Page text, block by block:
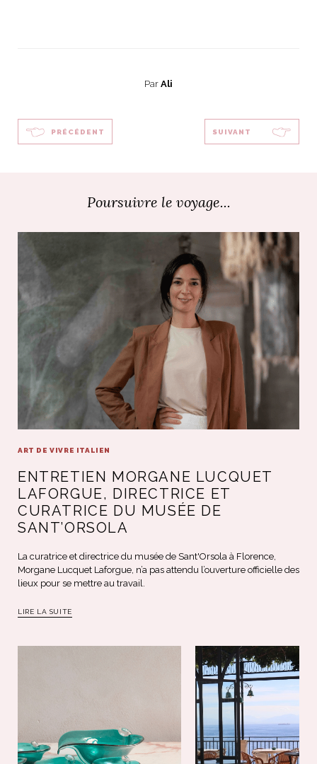
Par Ali
PRÉCÉDENT SUIVANT
Poursuivre le voyage...
ART DE VIVRE ITALIEN
ENTRETIEN MORGANE LUCQUET
LAFORGUE, DIRECTRICE ET
CURATRICE DU MUSÉE DE
SANT’ORSOLA
La curatrice et directrice du musée de Sant'Orsola à Florence,
Morgane Lucquet Laforgue, n’a pas attendu l’ouverture officielle des
lieux pour se mettre au travail.
LIRE LA SUITE